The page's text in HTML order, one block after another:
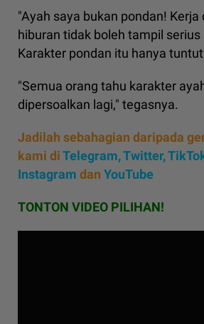
"Ayah saya bukan pondan! Kerja
hiburan tidak boleh tampil serius
Karakter pondan itu hanya
"Semua orang tahu karakter
dipersoalkan lagi," tegasnya.
Jadilah sebahagian daripada
kami diTelegram,Twitter,
Instagram dan YouTube
TONTON VIDEO PILIHAN!